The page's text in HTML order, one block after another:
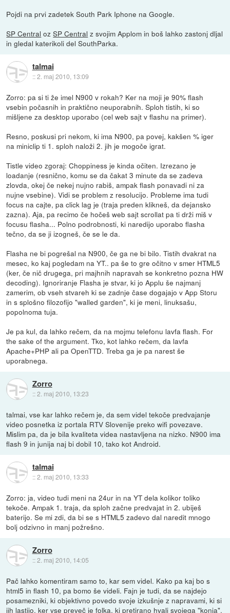
Pojdi na prvi zadetek South Park Iphone na Google.
SP Central ozSP Central z svojim Applom in boš lahko zastonj dljal
in gledal katerikoli del SouthParka.
talmai
::2. maj 2010, 13:09
Zorro: pa si ti že imel N900 v rokah? Ker na moji je 90% flash
vsebin počasnih in praktično neuporabnih. Sploh tistih, ki so
mišljene za desktop uporabo (cel web sajt v flashu na primer).
Resno, poskusi pri nekom, ki ima N900, pa povej, kakšen % iger
na miniclip ti 1. sploh naloži 2. jih je mogoče igrat.
Tistle video zgoraj: Choppiness je kinda očiten. Izrezano je
loadanje (resnično, komu se da čakat 3 minute da se zadeva
zlovda, okej če nekej nujno rabiš, ampak flash ponavadi ni za
nujne vsebine). Vidi se problem z resolucijo. Probleme ima tudi
focus na cajte, pa click lag je (traja preden klikneš, da dejansko
zazna). Aja, pa recimo če hočeš web sajt scrollat pa ti drži miš v
focusu flasha... Polno podrobnosti, ki naredijo uporabo flasha
tečno, da se ji izogneš, če se le da.
Flasha ne bi pogrešal na N900, če ga ne bi bilo. Tistih dvakrat na
mesec, ko kaj pogledam na YT.. pa še to gre očitno v smer HTML5
(ker, če nič drugega, pri majhnih napravah se konkretno pozna HW
decoding). Ignoriranje Flasha je stvar, ki jo Applu še najmanj
zamerim, ob vseh stvareh ki se zadnje čase dogajajo v App Storu
in s splošno filozofijo "walled garden", ki je meni, linuksašu,
popolnoma tuja.
Je pa kul, da lahko rečem, da na mojmu telefonu lavfa flash. For
the sake of the argument. Tko, kot lahko rečem, da lavfa
Apache+PHP ali pa OpenTTD. Treba ga je pa narest še
uporabnega.
Zorro
::2. maj 2010, 13:23
talmai, vse kar lahko rečem je, da sem videl tekoče predvajanje
video posnetka iz portala RTV Slovenije preko wifi povezave.
Mislim pa, da je bila kvaliteta videa nastavljena na nizko. N900 ima
flash 9 in junija naj bi dobil 10, tako kot Android.
talmai
::2. maj 2010, 13:33
Zorro: ja, video tudi meni na 24ur in na YT dela kolikor toliko
tekoče. Ampak 1. traja, da sploh začne predvajat in 2. ubiješ
baterijo. Se mi zdi, da bi se s HTML5 zadevo dal naredit mnogo
bolj odzivno in manj požrešno.
Zorro
::2. maj 2010, 14:05
Pač lahko komentiram samo to, kar sem videl. Kako pa kaj bo s
html5 in flash 10, pa bomo še videli. Fajn je tudi, da se najdejo
posamezniki, ki objektivno povedo svoje izkušnje z napravami, ki si
jih lastijo, ker vse preveč je folka, ki pretirano hvali svojega "konja".